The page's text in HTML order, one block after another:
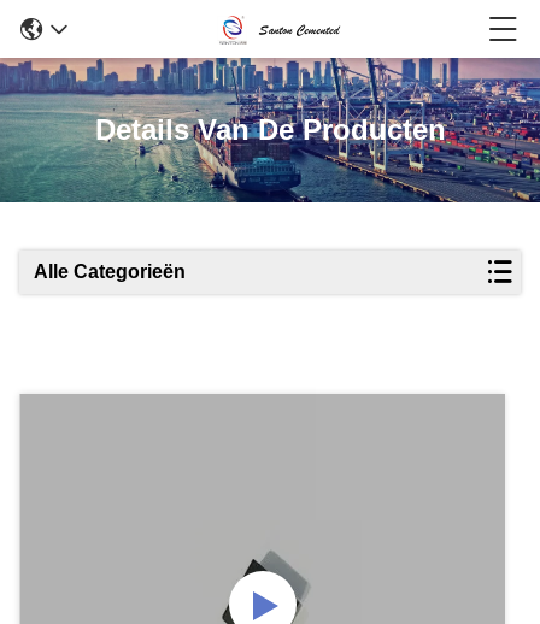
Details Van De Producten
Alle Categorieën